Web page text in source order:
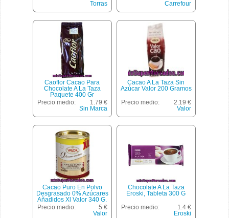
Torras
Carrefour
Caoflor Cacao Para
Chocolate A La Taza
Paquete 400 Gr
Precio medio:
1.79 €
Sin Marca
Cacao A La Taza Sin
Azúcar Valor 200 Gramos
Precio medio:
2.19 €
Valor
Cacao Puro En Polvo
Desgrasado 0% Azúcares
Añadidos Xl Valor 340 G.
Precio medio:
5 €
Valor
Chocolate A La Taza
Eroski, Tableta 300 G
Precio medio:
1.4 €
Eroski